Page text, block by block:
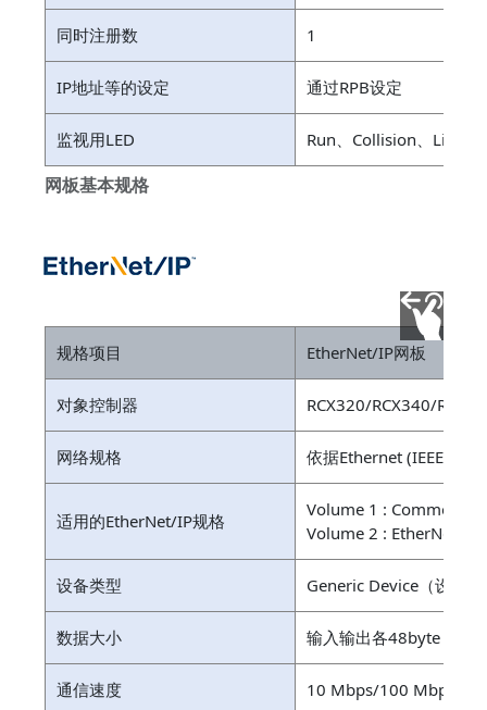
网板基本规格
同时注册数 1
IP地址等的设定 通过RPB设定
监视用LED Run、Collision、Link、
规格项目 EtherNet/IP网板
对象控制器 RCX320/RCX340/
网络规格 依据Ethernet (IEEE
适用的EtherNet/IP规格
Volume 1 : Common
Volume 2 : EtherNet/
设备类型 Generic Device（设备
数据大小 输入输出各48byte
通信速度 10 Mbps/100 Mbps